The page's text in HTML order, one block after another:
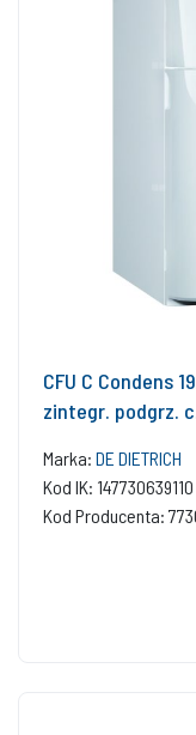
CFU C Condens
zintegr. podgrz.
Marka: DE DIETRICH
Kod IK: 147730639110
Kod Producenta: